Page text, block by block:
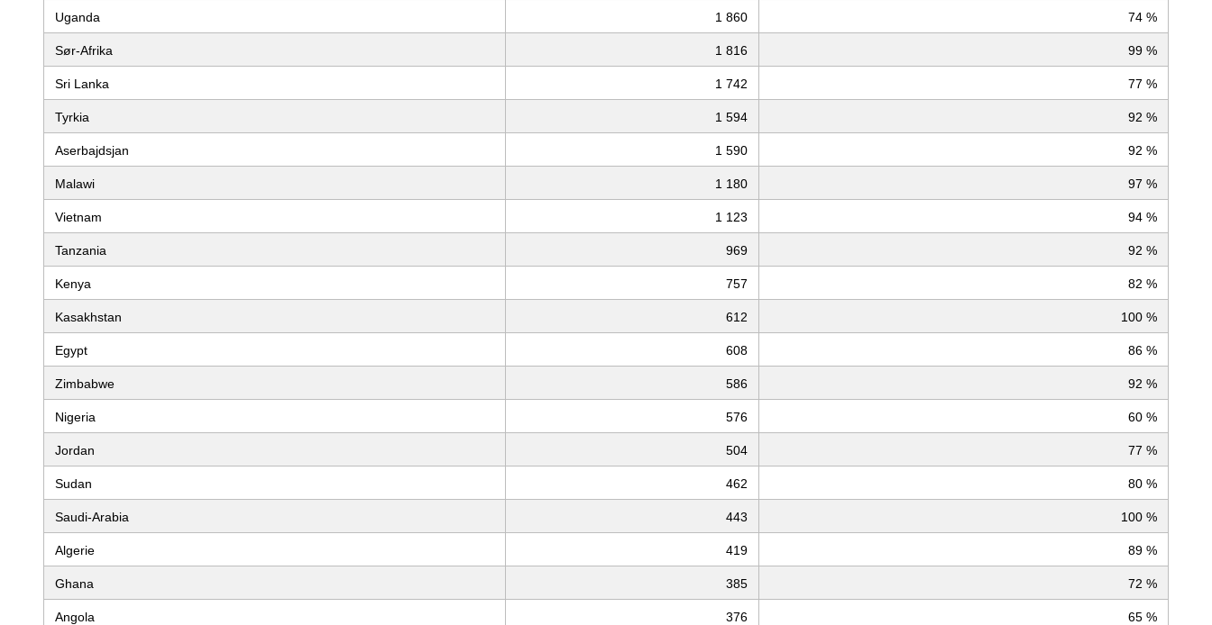
Uganda 1 860 74 %
Sør-Afrika 1 816 99 %
Sri Lanka 1 742 77 %
Tyrkia 1 594 92 %
Aserbajdsjan 1 590 92 %
Malawi 1 180 97 %
Vietnam 1 123 94 %
Tanzania 969 92 %
Kenya 757 82 %
Kasakhstan 612 100 %
Egypt 608 86 %
Zimbabwe 586 92 %
Nigeria 576 60 %
Jordan 504 77 %
Sudan 462 80 %
Saudi-Arabia 443 100 %
Algerie 419 89 %
Ghana 385 72 %
Angola 376 65 %